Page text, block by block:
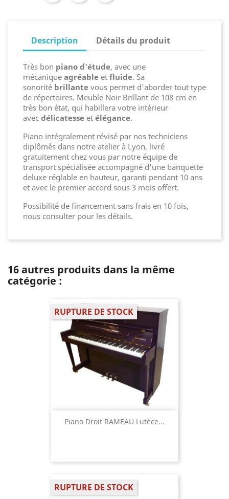
Description Détails du produit
Très bon piano d'étude, avec une
mécanique agréable et fluide. Sa
sonorité brillante vous permet d'aborder tout type
de répertoires. Meuble Noir Brillant de 108 cm en
très bon état, qui habillera votre intérieur
avec délicatesse et élégance.
Piano intégralement révisé par nos techniciens
diplômés dans notre atelier à Lyon, livré
gratuitement chez vous par notre équipe de
transport spécialisée accompagné d'une banquette
deluxe réglable en hauteur, garanti pendant 10 ans
et avec le premier accord sous 3 mois offert.
Possibilité de financement sans frais en 10 fois,
nous consulter pour les détails.
16 autres produits dans la même
catégorie :
Piano Droit RAMEAU Lutèce...
RUPTURE DE STOCK
RUPTURE DE STOCK